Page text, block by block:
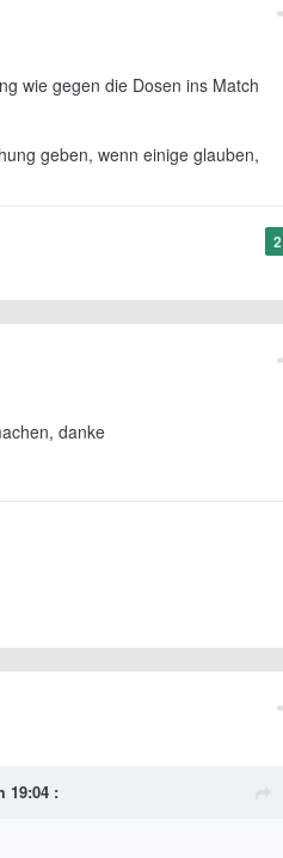
wie gegen die Dosen ins Match
geben, wenn einige glauben,
2
danke
19:04 :